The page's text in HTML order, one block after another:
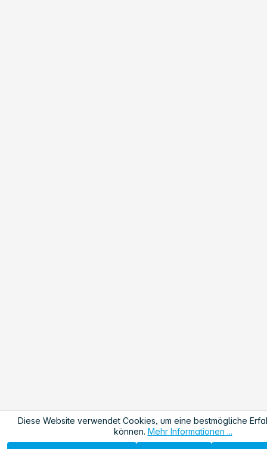
Diese Website verwendet Cookies, um eine bestmögliche
können. Mehr Informationen ...